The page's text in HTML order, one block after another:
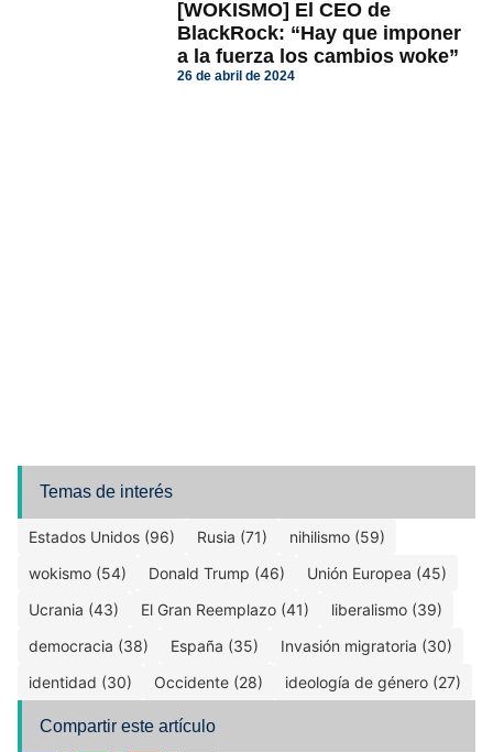
[WOKISMO] El CEO de
BlackRock: “Hay que imponer
a la fuerza los cambios woke”
26 de abril de 2024
Temas de interés
Estados Unidos (96) Rusia (71)
nihilismo (59)
wokismo (54)
Donald Trump (46)
Unión Europea (45)
Ucrania (43)
El Gran Reemplazo (41)
liberalismo (39)
democracia (38)
España (35)
Invasión migratoria (30)
identidad (30)
Occidente (28) ideología de género (27)
Compartir este artículo